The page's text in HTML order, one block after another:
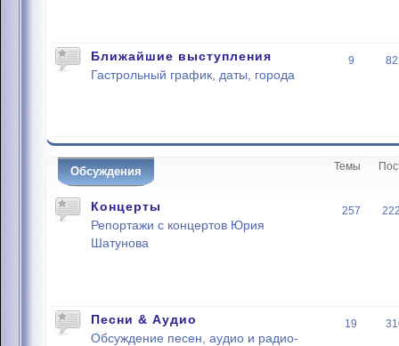
Ближайшие выступления
Гастрольный график, даты, города
9
Обсуждения Темы
Концерты
Репортажи с концертов Юрия
Шатунова
257
Песни & Аудио
Обсуждение песен, аудио и радио-
19